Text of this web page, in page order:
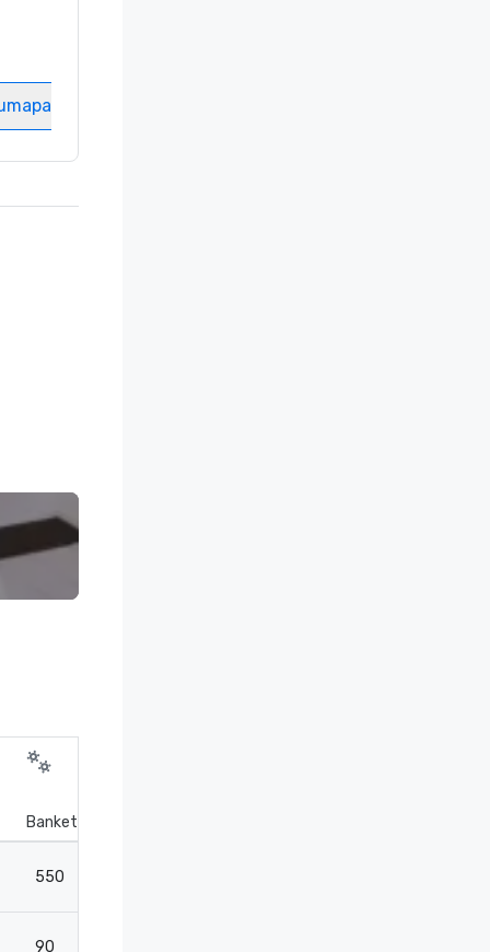
Bankettiasettelu
550
90